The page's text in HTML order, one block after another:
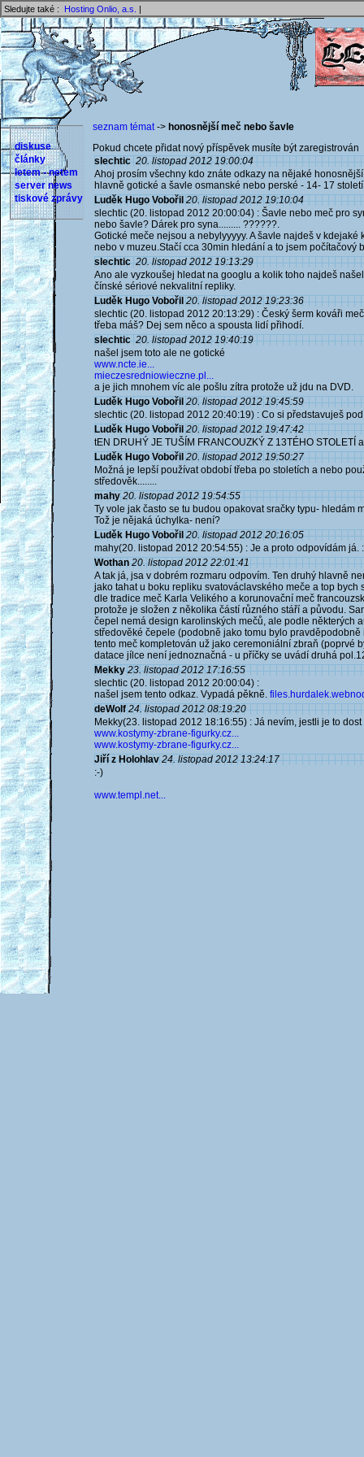
Sledujte také : Hosting Onlio, a.s. |
diskuse
články
letem - netem
server news
tiskové zprávy
seznam témat-> honosnější meč nebo šavle
Pokud chcete přidat nový příspěvek musíte být
slechtic 20. listopad 2012 19:00:04
Ahoj prosím všechny kdo znáte odkazy na nějaké
hlavně gotické a šavle osmanské nebo perské - 14- 17
Luděk Hugo Vobořil 20. listopad 2012 19:10:04
slechtic (20. listopad 2012 20:00:04) : Šavle nebo meč pro
nebo šavle? Dárek pro syna......... ??????.
Gotické meče nejsou a nebylyyyyy. A šavle najdeš v
nebo v muzeu.Stačí cca 30min hledání a to jsem počítačový
slechtic 20. listopad 2012 19:13:29
Ano ale vyzkoušej hledat na googlu a kolik toho najdeš
čínské sériové nekvalitní repliky.
Luděk Hugo Vobořil 20. listopad 2012 19:23:36
slechtic (20. listopad 2012 20:13:29) : Český šerm kováři
třeba máš? Dej sem něco a spousta lidí přihodí.
slechtic 20. listopad 2012 19:40:19
našel jsem toto ale ne gotické
www.ncte.ie...
mieczesredniowieczne.pl...
a je jich mnohem víc ale pošlu zítra protože už jdu na DVD.
Luděk Hugo Vobořil 20. listopad 2012 19:45:59
slechtic (20. listopad 2012 20:40:19) : Co si představuješ
Luděk Hugo Vobořil 20. listopad 2012 19:47:42
tEN DRUHÝ JE TUŠÍM FRANCOUZKÝ Z 13TÉHO STOLETÍ
Luděk Hugo Vobořil 20. listopad 2012 19:50:27
Možná je lepší používat období třeba po stoletích a nebo
středověk........
mahy 20. listopad 2012 19:54:55
Ty vole jak často se tu budou opakovat sračky typu- hledám
Tož je nějaká úchylka- není?
Luděk Hugo Vobořil 20. listopad 2012 20:16:05
mahy(20. listopad 2012 20:54:55) : Je a proto odpovídám já.
Wothan 20. listopad 2012 22:01:41
A tak já, jsa v dobrém rozmaru odpovím. Ten druhý hlavně
jako tahat u boku repliku svatováclavského meče a top bych
dle tradice meč Karla Velikého a korunovační meč
protože je složen z několika částí různého stáří a původu.
čepel nemá design karolinských mečů, ale podle některých
středověké čepele (podobně jako tomu bylo
tento meč kompletován už jako ceremoniální zbraň (poprvé
datace jílce není jednoznačná - u příčky se uvádí druhá
Mekky 23. listopad 2012 17:16:55
slechtic (20. listopad 2012 20:00:04) :
našel jsem tento odkaz. Vypadá pěkně.
deWolf 24. listopad 2012 08:19:20
Mekky(23. listopad 2012 18:16:55) : Já nevím, jestli je to
www.kostymy-zbrane-figurky.cz...
www.kostymy-zbrane-figurky.cz...
Jiří z Holohlav 24. listopad 2012 13:24:17
:-)
www.templ.net...